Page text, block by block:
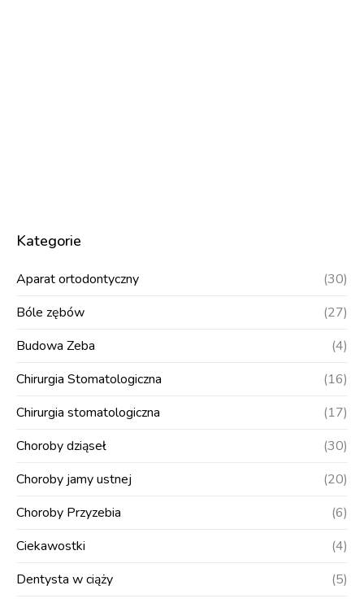
Kategorie
Aparat ortodontyczny
(30)
Bóle zębów
(27)
Budowa Zeba
(4)
Chirurgia Stomatologiczna
(16)
Chirurgia stomatologiczna
(17)
Choroby dziąseł
(30)
Choroby jamy ustnej
(20)
Choroby Przyzebia
(6)
Ciekawostki
(4)
Dentysta w ciąży
(5)